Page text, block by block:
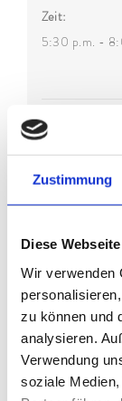
Zustimmung
Diese
Wir verwenden
zu können und
analysieren.
Verwendung
soziale
Zeit:
5:30 p.m. -